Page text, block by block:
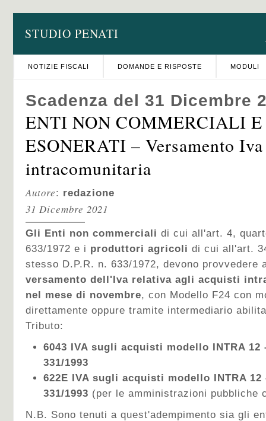
STUDIO PENATI
NOTIZIE FISCALI DOMANDE E RISPOSTE MODULI
Scadenza del 31 Dicembre
ENTI NON COMMERCIALI
ESONERATI – Versamento Iva
intracomunitaria
Autore: redazione
31 Dicembre 2021
Gli Enti non commerciali di cui all'art. 4,
633/1972 e i produttori agricoli di cui all'art.
stesso D.P.R. n. 633/1972, devono provvedere
versamento dell'Iva relativa agli acquisti
nel mese di novembre, con Modello F24 con
direttamente oppure tramite intermediario
Tributo:
6043 IVA sugli acquisti modello INTRA 12
331/1993
622E IVA sugli acquisti modello INTRA
331/1993 (per le amministrazioni pubbliche
N.B. Sono tenuti a quest'adempimento sia gli